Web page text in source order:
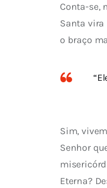
Conta-se,
Santa vira
o braço
Sim,
Senhor
Eterna?